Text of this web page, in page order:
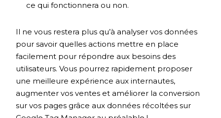
ce qui fonctionnera ou non.
Il ne vous restera plus qu’à analyser vos données
pour savoir quelles actions mettre en place
facilement pour répondre aux besoins des
utilisateurs. Vous pourrez rapidement proposer
une meilleure expérience aux internautes,
augmenter vos ventes et améliorer la conversion
sur vos pages grâce aux données récoltées sur